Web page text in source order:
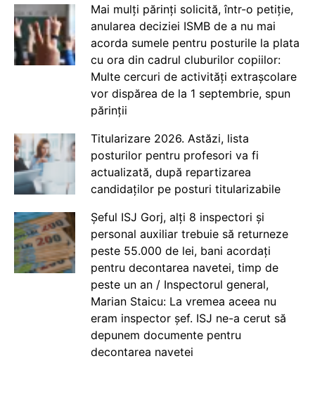
Mai mulți părinți solicită, într-o petiție,
anularea deciziei ISMB de a nu mai
acorda sumele pentru posturile la plata
cu ora din cadrul cluburilor copiilor:
Multe cercuri de activități extrașcolare
vor dispărea de la 1 septembrie, spun
părinții
Titularizare 2026. Astăzi, lista
posturilor pentru profesori va fi
actualizată, după repartizarea
candidaților pe posturi titularizabile
Șeful ISJ Gorj, alți 8 inspectori și
personal auxiliar trebuie să returneze
peste 55.000 de lei, bani acordați
pentru decontarea navetei, timp de
peste un an / Inspectorul general,
Marian Staicu: La vremea aceea nu
eram inspector șef. ISJ ne-a cerut să
depunem documente pentru
decontarea navetei